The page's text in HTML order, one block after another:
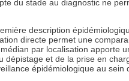
du stade au diagnostic ne
description
directe permet une
médian par localisation apporte
dépistage et de la prise en
épidémiologique au sein